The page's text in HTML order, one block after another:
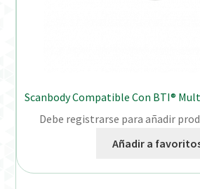
Scanbody Compatible Con BTI®
Debe registrarse para añadir
Añadir a